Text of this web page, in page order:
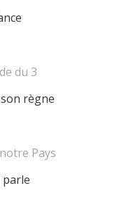
du 3
règne
Pays
parle